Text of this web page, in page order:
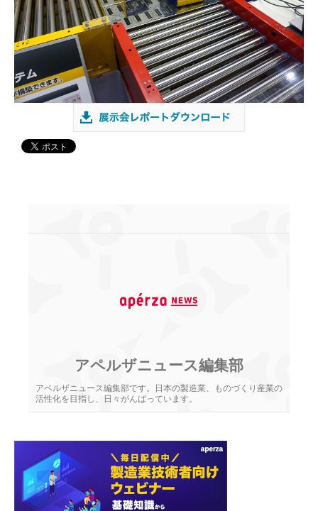
アペルザニュース編集部
アペルザニュース編集部です。日本の製造業、ものづくり産業の
活性化を目指し、日々がんばっています。